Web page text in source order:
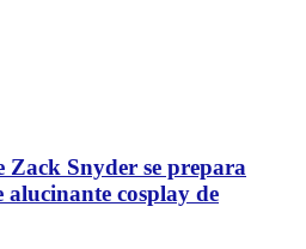
Snyder se prepara
alucinante cosplay de